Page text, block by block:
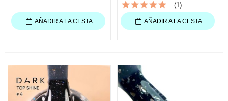
AÑADIR A LA CESTA
(1)
AÑADIR A LA CESTA